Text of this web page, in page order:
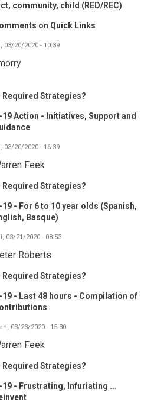
community, child (RED/REC)
on Quick Links
03/20/2020 - 10:39
Required Strategies?
19 Action - Initiatives, Support and
03/20/2020 - 16:39
Feek
Required Strategies?
19 - For 6 to 10 year olds (Spanish,
Basque)
03/21/2020 - 08:53
Roberts
Required Strategies?
19 - Last 48 hours - Compilation of
03/23/2020 - 15:30
Feek
Required Strategies?
19 - Frustrating, Infuriating ...